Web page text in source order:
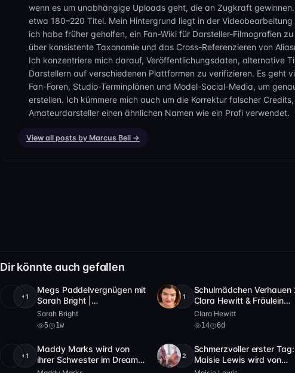
wenn es um unabhängige Uploads geht, die an Zugkraft
etwa 180–220 Titel. Mein Hintergrund liegt in der
ich habe früher geholfen, ein Fan-Wiki für Darsteller-Filmografien
über konsistente Taxonomie und das Cross-Referenzieren von
Ich konzentriere mich darauf, Veröffentlichungsdaten, alternative
Darstellern auf verschiedenen Plattformen zu verifizieren. Es geht
Fan-Foren, Studio-Terminplänen und Model-Social-Media, um
erstellen. Ich kümmere mich auch um die Korrektur falscher
Amateurdarsteller einen ähnlichen Namen wie ein Profi verwendet.
View all posts by Marcus Bell →
Dir könnte auch gefallen
+1
Megs Paddelvergnügen mit
Sarah Bright |
Spankingsarah
Sarah Bright
5 1w
HD 2 Video 14 3:16
+1
Schulmädchen Verhauen
Clara Hewitt & Fräulein
Svenson
Clara Hewitt
14 6d
Full HD 6 8:23
+1
Maddy Marks wird von
ihrer Schwester im Dreams
of Spanking Film verhauen
Full HD 5 21:22
+2
Schmerzvoller erster Tag:
Maisie Lewis wird von
Sarah Bright & Streng